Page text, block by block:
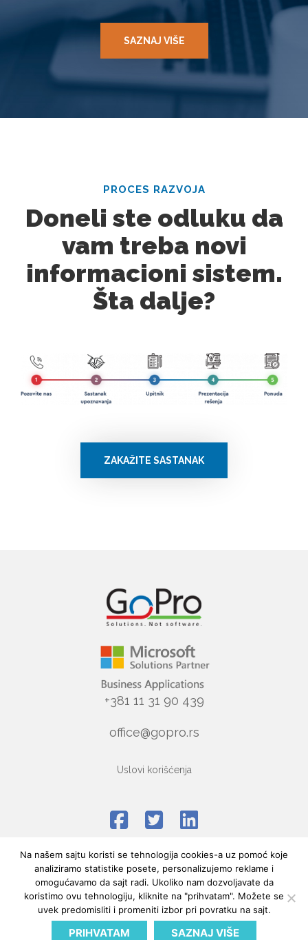
SAZNAJ VIŠE
PROCES RAZVOJA
Doneli ste odluku da
vam treba novi
informacioni sistem.
Šta dalje?
ZAKAŽITE SASTANAK
+381 11 31 90 439
office@gopro.rs
Uslovi korišćenja
2020 - 2024 Design & development byShindiri Studio
Na našem sajtu koristi se tehnologija cookies-a uz pomoć koje
analiziramo statistike posete, personalizujemo reklame i
omogućavamo da sajt radi. Ukoliko nam dozvoljavate da
koristimo ovu tehnologiju, kliknite na "prihvatam". Možete se
uvek predomisliti i promeniti izbor pri povratku na sajt.
PRIHVATAM SAZNAJ VIŠE